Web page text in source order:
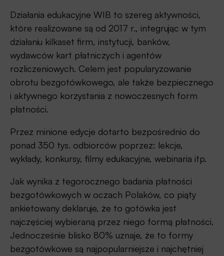
Działania edukacyjne WIB to szereg aktywności,
które realizowane są od 2017 r., integrując w tym
działaniu kilkaset firm, instytucji, banków,
wydawców kart płatniczych i agentów
rozliczeniowych. Celem jest popularyzowanie
obrotu bezgotówkowego, ale także bezpiecznego
i aktywnego korzystania z nowoczesnych form
płatności.
Przez minione edycje dotarto bezpośrednio do
ponad 350 tys. odbiorców poprzez: lekcje,
wykłady, konkursy, filmy edukacyjne, webinaria itp.
Jak wynika z tegorocznego badania płatności
bezgotówkowych w oczach Polaków, co piąty
ankietowany deklaruje, że to gotówka jest
najczęściej wybieraną przez niego formą płatności.
Jednocześnie blisko 80% uznaje, że to formy
bezgotówkowe są najpopularniejsze i najchętniej